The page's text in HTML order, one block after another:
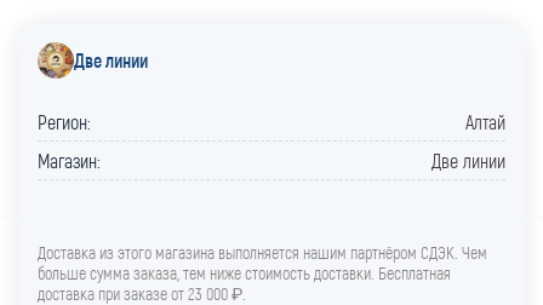
Две линии
Регион:
Алтай
Магазин:
Две линии
Доставка из этого магазина выполняется нашим партнёром СДЭК. Чем
больше сумма заказа, тем ниже стоимость доставки. Бесплатная
доставка при заказе от 23 000 ₽.